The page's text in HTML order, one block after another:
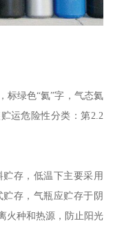
标绿色“氦”字，气态氦
运危险性分类：第2.2
存，低温下主要采用
存，气瓶应贮存于阴
火种和热源，防止阳光